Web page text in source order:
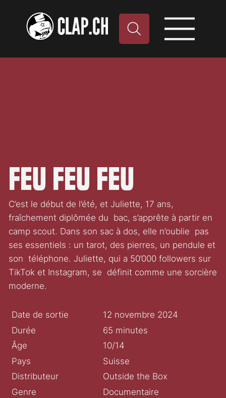
Feu Feu Feu
C’est le début de l’été, et Juliette, 17 ans,
fraîchement diplômée du bac, s’apprête à partir en
camp scout. Dans son sac à dos, elle n’oublie pas
ses essentiels : un tarot, des pierres, un pendule et
son téléphone. Juliette, qui a 50’000 followers sur
TikTok et Instagram, se définit comme une sorcière
moderne.
Date de sortie
12 novembre 2024
Durée
65 minutes
Âge
10/14
Pays
Suisse
Distributeur
Outside the Box
Genre
Documentaire